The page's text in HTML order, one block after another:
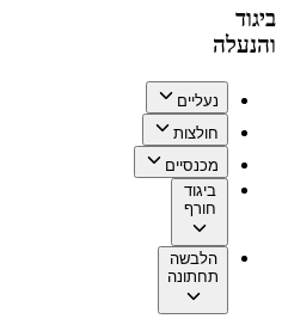
ביגוד
והנעלה
נעליים
חולצות
מכנסיים
ביגוד
חורף
הלבשה
תחתונה